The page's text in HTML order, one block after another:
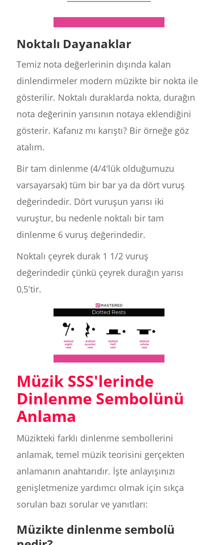
Noktalı Dayanaklar
Temiz nota değerlerinin dışında kalan
dinlendirmeler modern müzikte bir nokta ile
gösterilir. Noktalı duraklarda nokta, durağın
nota değerinin yarısının notaya eklendiğini
gösterir. Kafanız mı karıştı? Bir örneğe göz
atalım.
Bir tam dinlenme (4/4'lük olduğumuzu
varsayarsak) tüm bir bar ya da dört vuruş
değerindedir. Dört vuruşun yarısı iki
vuruştur, bu nedenle noktalı bir tam
dinlenme 6 vuruş değerindedir.
Noktalı çeyrek durak 1 1/2 vuruş
değerindedir çünkü çeyrek durağın yarısı
0,5'tir.
Müzik SSS'lerinde
Dinlenme Sembolünü
Anlama
Müzikteki farklı dinlenme sembollerini
anlamak, temel müzik teorisini gerçekten
anlamanın anahtarıdır. İşte anlayışınızı
genişletmenize yardımcı olmak için sıkça
sorulan bazı sorular ve yanıtları:
Müzikte dinlenme sembolü